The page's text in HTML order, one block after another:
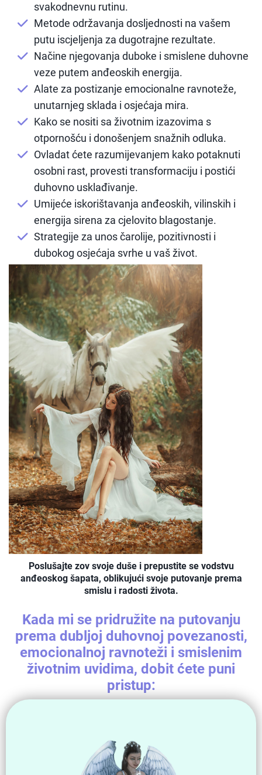
svakodnevnu rutinu.
Metode održavanja dosljednosti na vašem
putu iscjeljenja za dugotrajne rezultate.
Načine njegovanja duboke i smislene duhovne
veze putem anđeoskih energija.
Alate za postizanje emocionalne ravnoteže,
unutarnjeg sklada i osjećaja mira.
Kako se nositi sa životnim izazovima s
otpornošću i donošenjem snažnih odluka.
Ovladat ćete razumijevanjem kako potaknuti
osobni rast, provesti transformaciju i postići
duhovno usklađivanje.
Umijeće iskorištavanja anđeoskih, vilinskih i
energija sirena za cjelovito blagostanje.
Strategije za unos čarolije, pozitivnosti i
dubokog osjećaja svrhe u vaš život.
Poslušajte zov svoje duše i prepustite se vodstvu
anđeoskog šapata, oblikujući svoje putovanje prema
smislu i radosti života.
Kada mi se pridružite na putovanju
prema dubljoj duhovnoj povezanosti,
emocionalnoj ravnoteži i smislenim
životnim uvidima, dobit ćete puni
pristup: